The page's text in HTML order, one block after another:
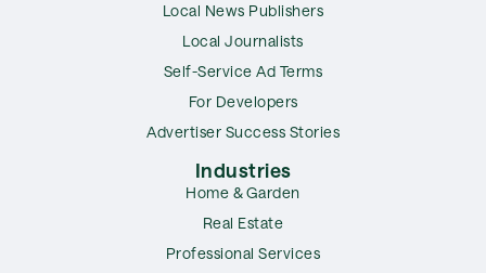
Local News Publishers
Local Journalists
Self-Service Ad Terms
For Developers
Advertiser Success Stories
Industries
Home & Garden
Real Estate
Professional Services